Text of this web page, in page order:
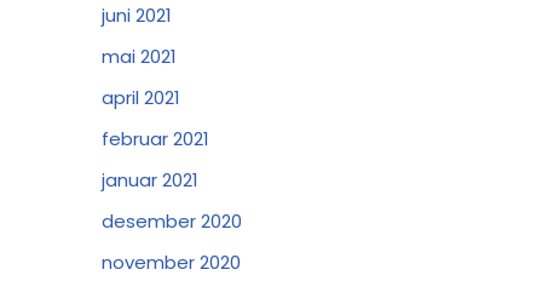
juni 2021
mai 2021
april 2021
februar 2021
januar 2021
desember 2020
november 2020